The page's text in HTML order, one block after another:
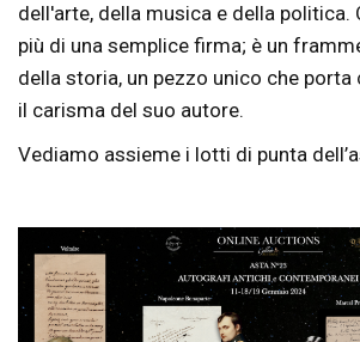
dell'arte, della musica e della politica.
più di una semplice firma; è un
della storia, un pezzo unico che porta
il carisma del suo autore.
Vediamo assieme i lotti di punta